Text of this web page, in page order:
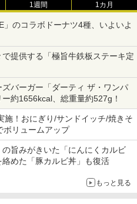
1週間 1カ月
」のコラボドーナツ4種、いよいよ
提供する「極旨牛鉄板ステーキ定
バーガー「ダーティ ザ・ワンパ
約1656kcal、総重量約527g！
施！おにぎり/サンドイッチ/焼きそ
ボリュームアップ
旨みがきいた「にんにくカルビ
めた「豚カルビ丼」も復活
もっと見る